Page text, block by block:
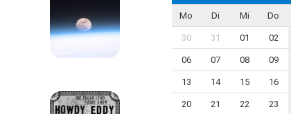
Mo Di Mi Do
30 31 01 02
06 07 08 09
13 14 15 16
20 21 22 23